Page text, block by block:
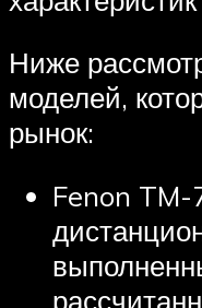
Ниже
моделей,
рынок:
Fenon